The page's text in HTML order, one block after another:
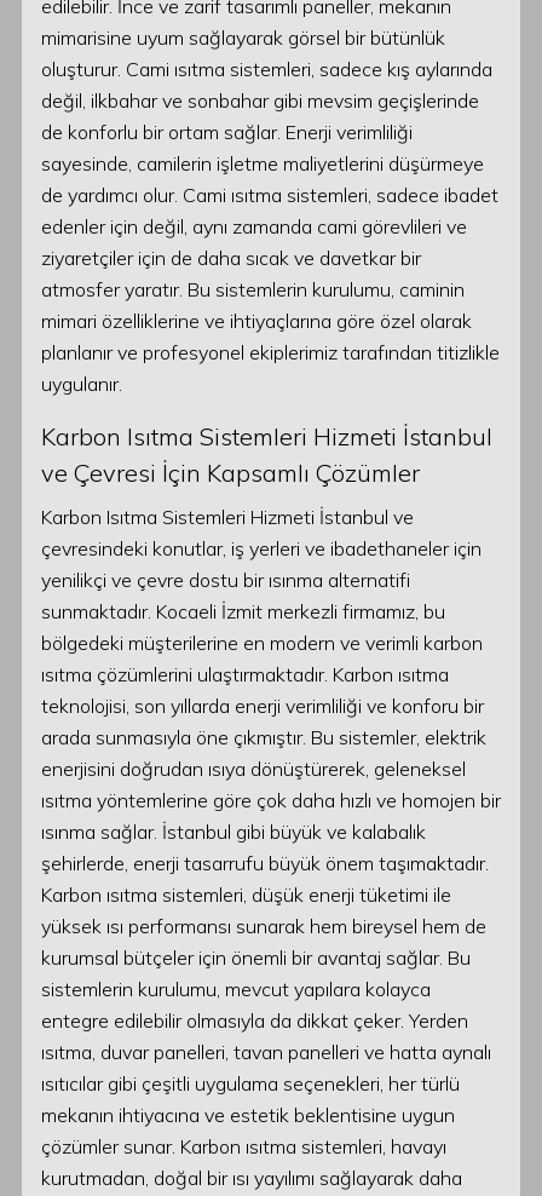
edilebilir. İnce ve zarif tasarımlı paneller, mekanın
mimarisine uyum sağlayarak görsel bir bütünlük
oluşturur. Cami ısıtma sistemleri, sadece kış aylarında
değil, ilkbahar ve sonbahar gibi mevsim geçişlerinde
de konforlu bir ortam sağlar. Enerji verimliliği
sayesinde, camilerin işletme maliyetlerini düşürmeye
de yardımcı olur. Cami ısıtma sistemleri, sadece ibadet
edenler için değil, aynı zamanda cami görevlileri ve
ziyaretçiler için de daha sıcak ve davetkar bir
atmosfer yaratır. Bu sistemlerin kurulumu, caminin
mimari özelliklerine ve ihtiyaçlarına göre özel olarak
planlanır ve profesyonel ekiplerimiz tarafından titizlikle
uygulanır.
Karbon Isıtma Sistemleri Hizmeti İstanbul
ve Çevresi İçin Kapsamlı Çözümler
Karbon Isıtma Sistemleri Hizmeti İstanbul ve
çevresindeki konutlar, iş yerleri ve ibadethaneler için
yenilikçi ve çevre dostu bir ısınma alternatifi
sunmaktadır. Kocaeli İzmit merkezli firmamız, bu
bölgedeki müşterilerine en modern ve verimli karbon
ısıtma çözümlerini ulaştırmaktadır. Karbon ısıtma
teknolojisi, son yıllarda enerji verimliliği ve konforu bir
arada sunmasıyla öne çıkmıştır. Bu sistemler, elektrik
enerjisini doğrudan ısıya dönüştürerek, geleneksel
ısıtma yöntemlerine göre çok daha hızlı ve homojen bir
ısınma sağlar. İstanbul gibi büyük ve kalabalık
şehirlerde, enerji tasarrufu büyük önem taşımaktadır.
Karbon ısıtma sistemleri, düşük enerji tüketimi ile
yüksek ısı performansı sunarak hem bireysel hem de
kurumsal bütçeler için önemli bir avantaj sağlar. Bu
sistemlerin kurulumu, mevcut yapılara kolayca
entegre edilebilir olmasıyla da dikkat çeker. Yerden
ısıtma, duvar panelleri, tavan panelleri ve hatta aynalı
ısıtıcılar gibi çeşitli uygulama seçenekleri, her türlü
mekanın ihtiyacına ve estetik beklentisine uygun
çözümler sunar. Karbon ısıtma sistemleri, havayı
kurutmadan, doğal bir ısı yayılımı sağlayarak daha